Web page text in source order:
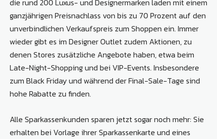
die rund 200 Luxus- und Designermarken laden mit einem
ganzjährigen Preisnachlass von bis zu 70 Prozent auf den
unverbindlichen Verkaufspreis zum Shoppen ein. Immer
wieder gibt es im Designer Outlet zudem Aktionen, zu
denen Stores zusätzliche Angebote haben, etwa beim
Late-Night-Shopping und bei VIP-Events. Insbesondere
zum Black Friday und während der Final-Sale-Tage sind
hohe Rabatte zu finden.
Alle Sparkassenkunden sparen jetzt sogar noch mehr: Sie
erhalten bei Vorlage ihrer Sparkassenkarte und eines